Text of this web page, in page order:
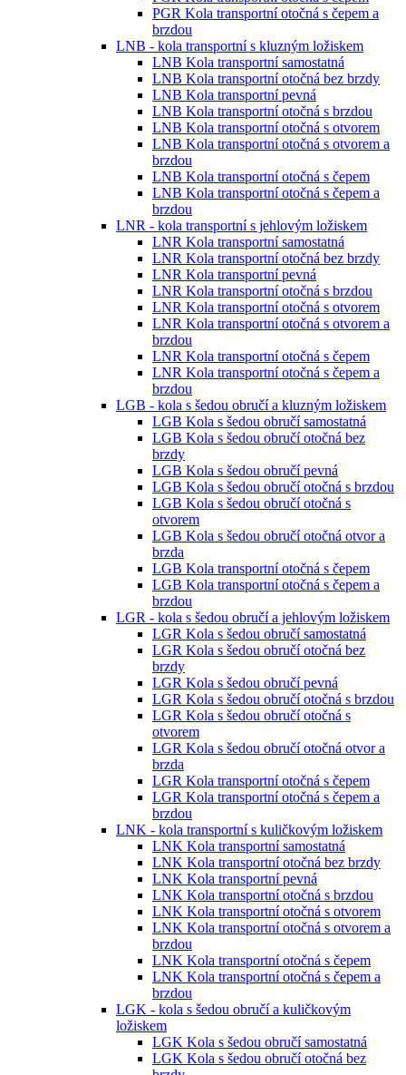
PGR Kola transportní otočná s čepem a
brzdou
LNB - kola transportní s kluzným ložiskem
LNB Kola transportní samostatná
LNB Kola transportní otočná bez brzdy
LNB Kola transportní pevná
LNB Kola transportní otočná s brzdou
LNB Kola transportní otočná s otvorem
LNB Kola transportní otočná s otvorem a
brzdou
LNB Kola transportní otočná s čepem
LNB Kola transportní otočná s čepem a
brzdou
LNR - kola transportní s jehlovým ložiskem
LNR Kola transportní samostatná
LNR Kola transportní otočná bez brzdy
LNR Kola transportní pevná
LNR Kola transportní otočná s brzdou
LNR Kola transportní otočná s otvorem
LNR Kola transportní otočná s otvorem a
brzdou
LNR Kola transportní otočná s čepem
LNR Kola transportní otočná s čepem a
brzdou
LGB - kola s šedou obručí a kluzným ložiskem
LGB Kola s šedou obručí samostatná
LGB Kola s šedou obručí otočná bez
brzdy
LGB Kola s šedou obručí pevná
LGB Kola s šedou obručí otočná s brzdou
LGB Kola s šedou obručí otočná s
otvorem
LGB Kola s šedou obručí otočná otvor a
brzda
LGB Kola transportní otočná s čepem
LGB Kola transportní otočná s čepem a
brzdou
LGR - kola s šedou obručí a jehlovým ložiskem
LGR Kola s šedou obručí samostatná
LGR Kola s šedou obručí otočná bez
brzdy
LGR Kola s šedou obručí pevná
LGR Kola s šedou obručí otočná s brzdou
LGR Kola s šedou obručí otočná s
otvorem
LGR Kola s šedou obručí otočná otvor a
brzda
LGR Kola transportní otočná s čepem
LGR Kola transportní otočná s čepem a
brzdou
LNK - kola transportní s kuličkovým ložiskem
LNK Kola transportní samostatná
LNK Kola transportní otočná bez brzdy
LNK Kola transportní pevná
LNK Kola transportní otočná s brzdou
LNK Kola transportní otočná s otvorem
LNK Kola transportní otočná s otvorem a
brzdou
LNK Kola transportní otočná s čepem
LNK Kola transportní otočná s čepem a
brzdou
LGK - kola s šedou obručí a kuličkovým
ložiskem
LGK Kola s šedou obručí samostatná
LGK Kola s šedou obručí otočná bez